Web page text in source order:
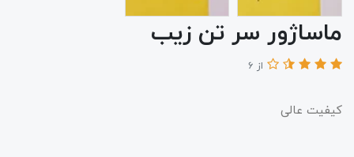
ماساژور سر تن زیب
از 6
کیفیت عالی